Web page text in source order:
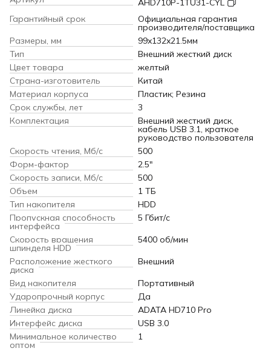
AHD710P-1TU31-CYL
Гарантийный срок
Официальная гарантия
производителя/поставщика
Размеры, мм
99x132x21.5мм
Тип
Внешний жесткий диск
Цвет товара
желтый
Страна-изготовитель
Китай
Материал корпуса
Пластик; Резина
Срок службы, лет
3
Комплектация
Внешний жесткий диск,
кабель USB 3.1, краткое
руководство пользователя
Скорость чтения, Мб/с
500
Форм-фактор
2.5"
Скорость записи, Мб/с
500
Объем
1 ТБ
Тип накопителя
HDD
Пропускная способность
интерфейса
5 Гбит/с
Скорость вращения
шпинделя HDD
5400 об/мин
Расположение жесткого
диска
Внешний
Вид накопителя
Портативный
Ударопрочный корпус
Да
Линейка диска
ADATA HD710 Pro
Интерфейс диска
USB 3.0
Минимальное количество
оптом
1